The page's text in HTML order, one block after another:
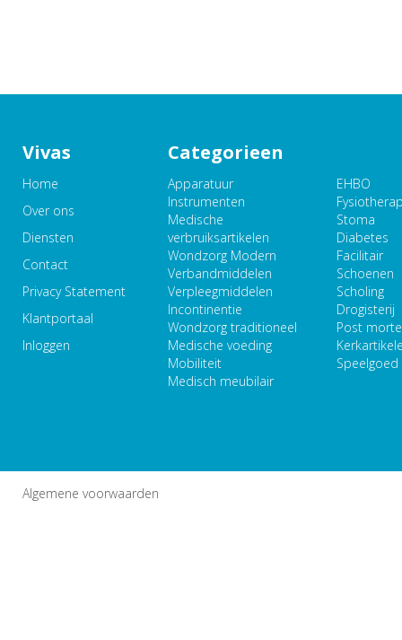
Vivas
Home
Over ons
Diensten
Contact
Privacy Statement
Klantportaal
Inloggen
Categorieen
Apparatuur
Instrumenten
Medische
verbruiksartikelen
Wondzorg Modern
Verbandmiddelen
Verpleegmiddelen
Incontinentie
Wondzorg traditioneel
Medische voeding
Mobiliteit
Medisch meubilair
EHBO
Stoma
Diabetes
Facilitair
Schoenen
Scholing
Drogisterij
Post
Speelgoed
Algemene voorwaarden